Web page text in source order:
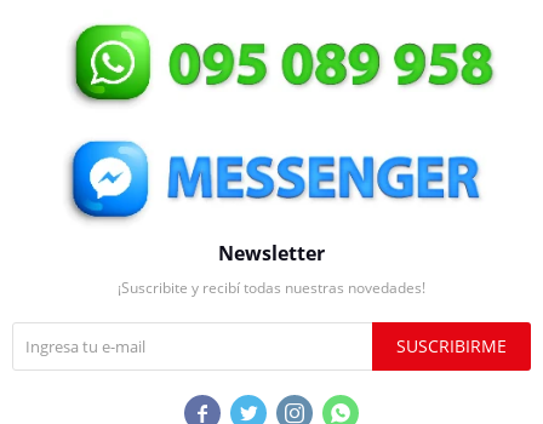
Newsletter
¡Suscribite y recibí todas nuestras novedades!
SUSCRIBIRME
   